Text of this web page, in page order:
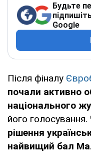
Будьте
Google
Після фіналу
почали активно
національного
його голосування.
рішення
найвищий бал